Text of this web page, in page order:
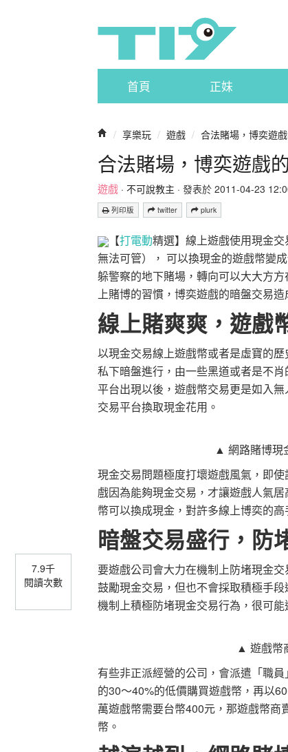
首頁 正妹
/ 享樂玩 / 遊戲 / 合法賭場，博奕遊
合法賭場，博奕遊戲
遊戲 · 不可說教主 · 發表於 2011-04-23
列印版 twitter plurk
7.9千
閱讀次數
【打電動精選】線上遊戲使用現金
無法可管）， 可以換現金的遊戲幣變
躲警察的地下賭場，轉向可以大大方
上賭博的習慣，博奕遊戲的暗盤交易
線上賭爽爽，遊戲
以現金交易線上遊戲幣或者是虛寶的
私下暗盤進行，由一些黑道或者是不
平台出現以後，遊戲幣交易更是如入
交易平台換取現金花用。
▲ 網路賭博現
現金交易問題極度打壞遊戲風氣，即
戲因為能夠現金交易，才讓遊戲人氣
幣可以換成現金，對許多線上博奕的
暗盤交易盛行，防
要遊戲公司會大力在機制上防堵現金
鼓勵現金交易，但也不會採取積極手
機制上積極防堵現金交易行為，很可
▲ 遊戲幣
有些非正派經營的公司，會派遣「職
的30～40%的低價購買遊戲幣，再以
萬遊戲幣需要台幣400元，那遊戲幣
幣。